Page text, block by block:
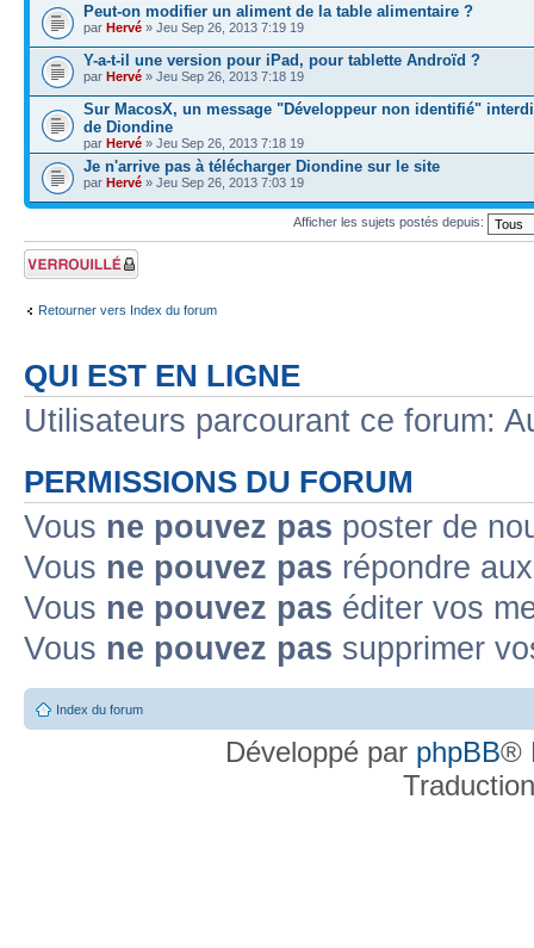
Peut-on modifier un aliment de la table alimentaire ?
par Hervé » Jeu Sep 26, 2013 7:19 19
Y-a-t-il une version pour iPad, pour tablette Androïd ?
par Hervé » Jeu Sep 26, 2013 7:18 19
Sur MacosX, un message "Développeur non identifié"
de Diondine
par Hervé » Jeu Sep 26, 2013 7:18 19
Je n'arrive pas à télécharger Diondine sur le site
par Hervé » Jeu Sep 26, 2013 7:03 19
Afficher les sujets postés depuis:
Forum verrouillé
Retourner vers Index du forum
QUI EST EN LIGNE
Utilisateurs parcourant ce forum:
PERMISSIONS DU FORUM
Vous ne pouvez pas poster de
Vous ne pouvez pas répondre
Vous ne pouvez pas éditer vos
Vous ne pouvez pas supprimer
Index du forum
Développé par phpBB®